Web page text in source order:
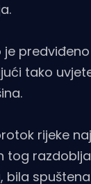
tako
rijeke
tog